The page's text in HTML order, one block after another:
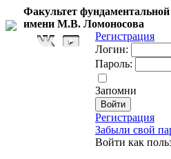
Факультет
имени М.В. Ломоносова
Регистрация
Логин:
Пароль:
Запомни
Регистрация
Забыли свой
Войти как